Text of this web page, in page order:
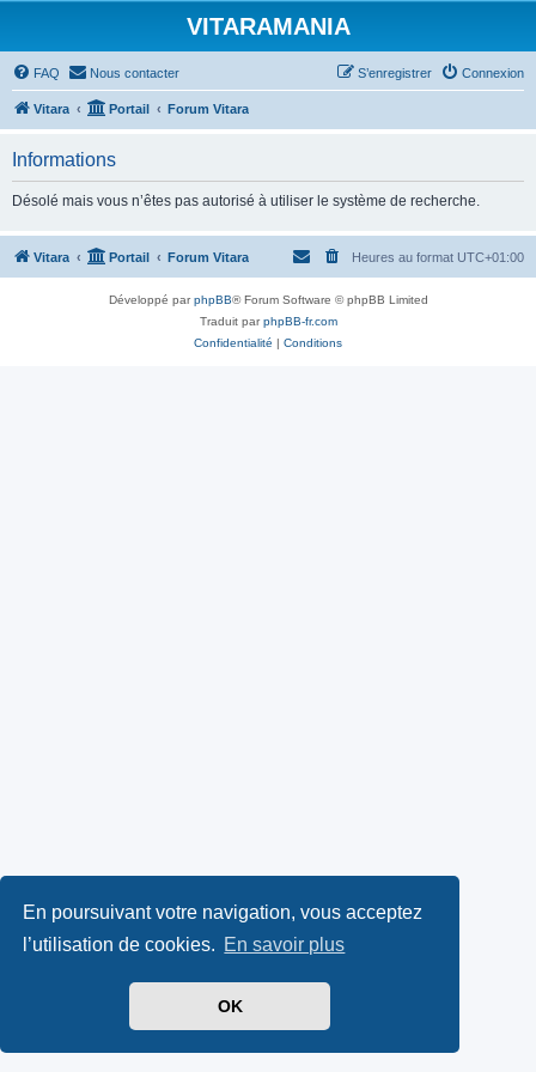
En poursuivant votre navigation, vous acceptez
l’utilisation de cookies. En savoir plus
OK
VITARAMANIA
FAQ Nous contacter Connexion
S’enregistrer
Vitara Portail Forum Vitara
Informations
Désolé mais vous n’êtes pas autorisé à utiliser le système de recherche.
Vitara Portail Forum Vitara Heures au format UTC+01:00
Développé parphpBB® Forum Software © phpBB Limited
Traduit parphpBB-fr.com
Confidentialité | Conditions